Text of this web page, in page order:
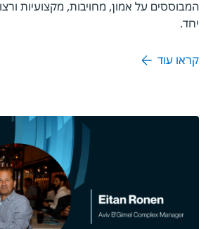
המבוססים על אמון, מחויבות, מקצועיות
יחד.
קראו עוד